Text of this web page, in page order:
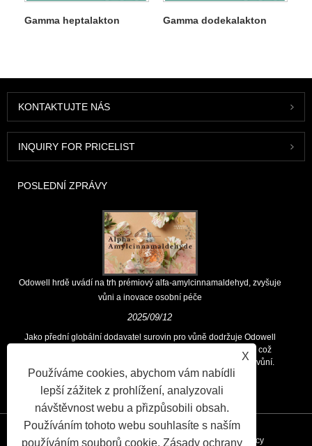
Gamma heptalakton Gamma dodekalakton
KONTAKTUJTE NÁS
INQUIRY FOR PRICELIST
POSLEDNÍ ZPRÁVY
Odowell hrdě uvádí na trh prémiový alfa-amylcinnamaldehyd, zvyšuje
vůni a inovace osobní péče
2025/09/12
Jako přední globální dodavatel surovin pro vůně dodržuje Odowell
hlavní filozofii „zaměřených na inovace zaměřené na kvalitu, což
zákazníkům po celém světě trvale poskytuje vynikající řešení vůní.
Odkazy Sitemap RSS XML Privacy Policy
X
Používáme cookies, abychom vám nabídli
lepší zážitek z prohlížení, analyzovali
návštěvnost webu a přizpůsobili obsah.
Používáním tohoto webu souhlasíte s naším
používáním souborů cookie. Zásady ochrany